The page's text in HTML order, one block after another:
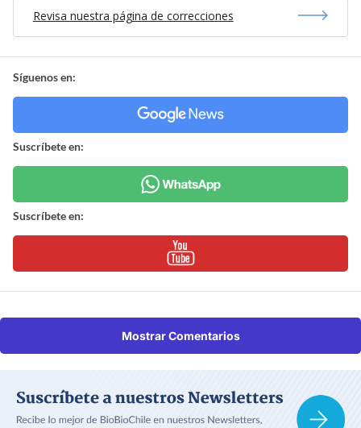
Revisa nuestra página de correcciones
Síguenos en:
Suscríbete en:
Suscríbete en:
Mostrar Comentarios